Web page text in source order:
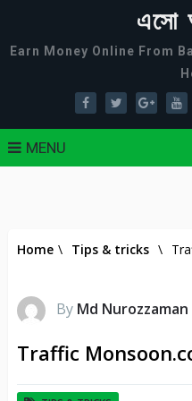
এসো
Earn Money Online From
MENU
Home \ Tips & tricks \
By Md Nurozzaman
Traffic